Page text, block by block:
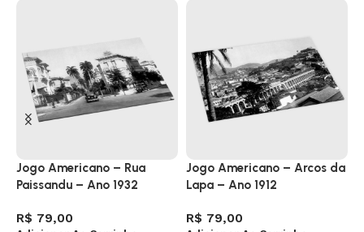
Jogo Americano – Rua
Paissandu – Ano 1932
R$ 79,00
Jogo Americano – Arcos da
Lapa – Ano 1912
R$ 79,00